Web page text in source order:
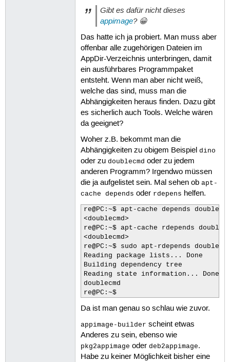
Gibt es dafür nicht dieses
appimage? 😀
Das hatte ich ja probiert. Man muss aber
offenbar alle zugehörigen Dateien im
AppDir-Verzeichnis unterbringen, damit
ein ausführbares Programmpaket
entsteht. Wenn man aber nicht weiß,
welche das sind, muss man die
Abhängigkeiten heraus finden. Dazu gibt
es sicherlich auch Tools. Welche wären
da geeignet?
Woher z.B. bekommt man die
Abhängigkeiten zu obigem Beispiel dino
oder zu doublecmd oder zu jedem
anderen Programm? Irgendwo müssen
die ja aufgelistet sein. Mal sehen ob apt-
cache depends oder rdepens helfen.
re@PC:~$ apt-cache depends
<doublecmd>
re@PC:~$ apt-cache rdepends
<doublecmd>
re@PC:~$ sudo apt-rdepends
Reading package lists... Done
Building dependency tree
Reading state information... Done
doublecmd
re@PC:~$
Da ist man genau so schlau wie zuvor.
appimage-builder scheint etwas
Anderes zu sein, ebenso wie
pkg2appimage oder deb2appimage.
Habe zu keiner Möglichkeit bisher eine